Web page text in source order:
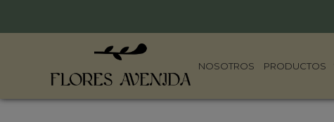
NOSOTROS PRODUCTOS